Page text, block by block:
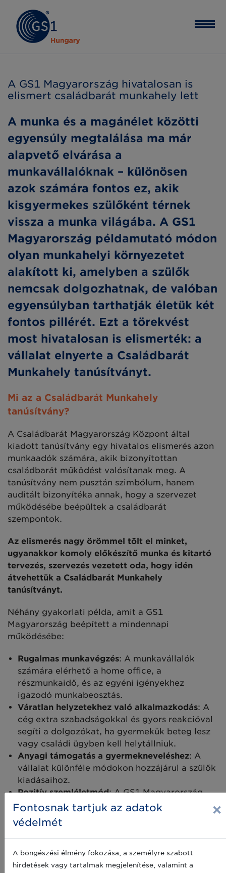
A GS1 Magyarország hivatalosan is
elismert családbarát munkahely lett
A munka és a magánélet közötti
egyensúly megtalálása ma már
alapvető elvárása a
munkavállalóknak – különösen
azok számára fontos ez, akik
kisgyermekes szülőként térnek
vissza a munka világába. A GS1
Magyarország példamutató módon
olyan munkahelyi környezetet
alakított ki, amelyben a szülők
nemcsak dolgozhatnak, de valóban
egyensúlyban tarthatják életük két
fontos pillérét. Ezt a törekvést
most hivatalosan is elismerték: a
vállalat elnyerte a Családbarát
Munkahely tanúsítványt.
Mi az a Családbarát Munkahely
tanúsítvány?
A Családbarát Magyarország Központ által
kiadott tanúsítvány egy hivatalos elismerés azon
munkaadók számára, akik bizonyítottan
családbarát működést valósítanak meg. A
tanúsítvány nem pusztán szimbólum, hanem
auditált bizonyítéka annak, hogy a szervezet
működésébe beépültek a családbarát
szempontok.
Az elismerés nagy örömmel tölt el minket,
ugyanakkor komoly előkészítő munka és kitartó
tervezés, szervezés vezetett oda, hogy idén
átvehettük a Családbarát Munkahely
tanúsítványt.
Néhány gyakorlati példa, amit a GS1
Magyarország beépített a mindennapi
működésébe:
Rugalmas munkavégzés: A munkavállalók
számára elérhető a home office, a
részmunkaidő, és az egyéni igényekhez
igazodó munkabeosztás.
Váratlan helyzetekhez való alkalmazkodás: A
cég extra szabadságokkal és gyors reakcióval
segíti a dolgozókat, ha gyermekük beteg lesz
vagy családi ügyben kell helytállniuk.
Anyagi támogatás a gyermekneveléshez: A
vállalat különféle módokon hozzájárul a szülők
kiadásaihoz.
Pozitív szemléletmód: A GS1 Magyarország
filozófiája szerint a munkavállalók élethelyzete
nem akadály, hanem erőforrás – ezt a bizalmat
és odafigyelést a szülők megbízhatósággal és
lojalitással hálálják meg.
Fontosnak tartjuk az adatok
védelmét
×
A böngészési élmény fokozása, a személyre szabott
hirdetések vagy tartalmak megjelenítése, valamint a